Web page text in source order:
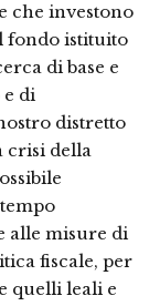
che investono
fondo istituito
di base e
e di
distretto
crisi della
alle misure di
fiscale, per
quelli leali e